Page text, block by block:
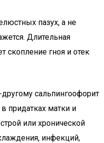
пазух, а не
Длительная
скопление гноя и отек
сальпингоофорит
придатках матки и
или хронической
инфекций,